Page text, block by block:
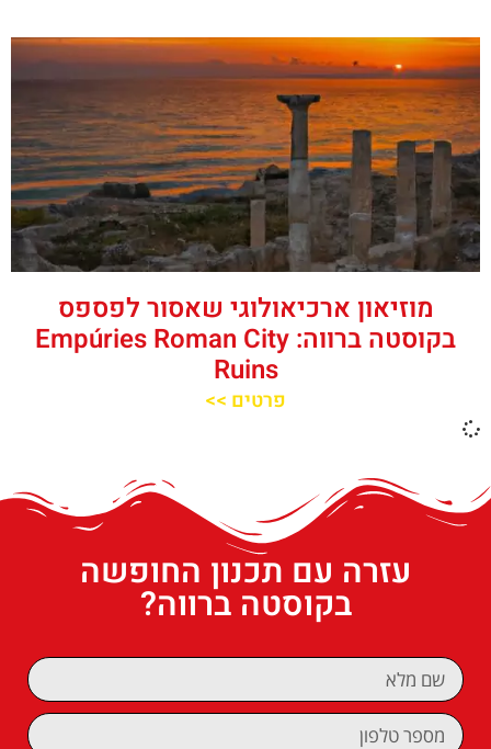
מוזיאון ארכיאולוגי שאסור לפספס
בקוסטה ברווה: Empúries Roman City
Ruins
פרטים >>
עזרה עם תכנון החופשה
בקוסטה ברווה?